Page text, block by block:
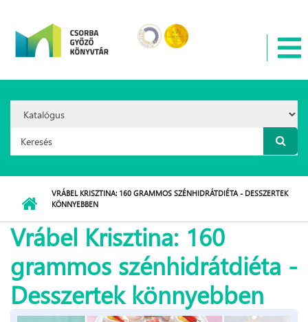
Option:
Keresés űrlap
VRÁBEL KRISZTINA: 160 GRAMMOS SZÉNHIDRÁTDIÉTA - DESSZERTEK
KÖNNYEBBEN
Vrábel Krisztina: 160
grammos szénhidrátdiéta -
Desszertek könnyebben